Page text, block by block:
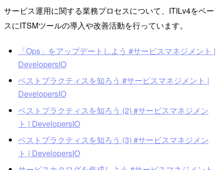
サービス運用に関する業務プロセスについて、ITILv4をベー
スにITSMツールの導入や改善活動を行っています。
「Ops」をアップデートしよう #サービスマネジメント |
DevelopersIO
ベストプラクティスを知ろう #サービスマネジメント |
DevelopersIO
ベストプラクティスを知ろう (2) #サービスマネジメン
ト | DevelopersIO
ベストプラクティスを知ろう (3) #サービスマネジメン
ト | DevelopersIO